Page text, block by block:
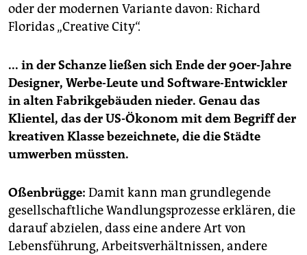
oder der modernen Variante davon: Richard
Floridas „Creative City“.
... in der Schanze ließen sich Ende der 90er-Jahre
Designer, Werbe-Leute und Software-Entwickler
in alten Fabrikgebäuden nieder. Genau das
Klientel, das der US-Ökonom mit dem Begriff der
kreativen Klasse bezeichnete, die die Städte
umwerben müssten.
Oßenbrügge: Damit kann man grundlegende
gesellschaftliche Wandlungsprozesse erklären, die
darauf abzielen, dass eine andere Art von
Lebensführung, Arbeitsverhältnissen, andere